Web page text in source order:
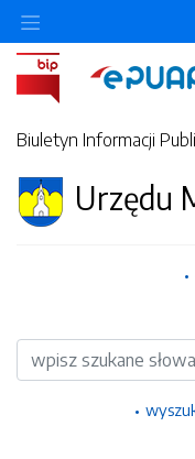
Biuletyn Informacji
Urzędu
Wyszukiwarka